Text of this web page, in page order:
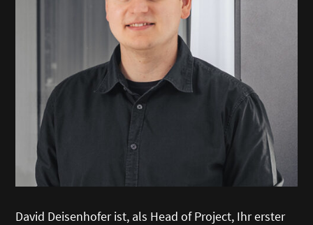
David Deisenhofer ist, als Head of Project, Ihr erster